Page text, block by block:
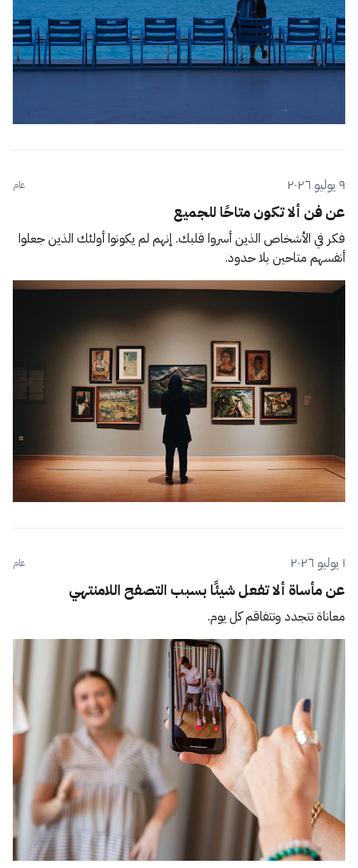
٩ يوليو ٢٠٢٦ عام
عن فن ألا تكون متاحًا للجميع
فكر في الأشخاص الذين أسروا قلبك. إنهم لم يكونوا أولئك الذين جعلوا
أنفسهم متاحين بلا حدود.
١ يوليو ٢٠٢٦ عام
عن مأساة ألا تفعل شيئًا بسبب التصفح اللامنتهي
معاناة تتجدد وتتفاقم كل يوم.